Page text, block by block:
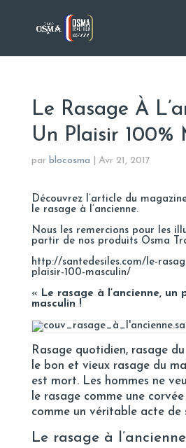
Le Rasage À
Un Plaisir 100%
par blocosma Avr 21, 2017
Découvrez l’article du
le rasage à l’ancienne.
Nous les remercions pour les
partir de nos produits Osma
http://santedesiles.com/le-
plaisir-100-masculin/
« Le rasage à l’ancienne, un
masculin !
Rasage quotidien, rasage
le bon et vieux rasage du
est mort. Les hommes ne
le rasage comme une
comme un véritable acte de
Le rasage à